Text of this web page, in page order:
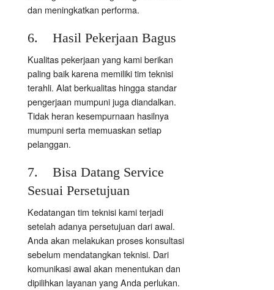
dan meningkatkan performa.
6. Hasil Pekerjaan Bagus
Kualitas pekerjaan yang kami berikan
paling baik karena memiliki tim teknisi
terahli. Alat berkualitas hingga standar
pengerjaan mumpuni juga diandalkan.
Tidak heran kesempurnaan hasilnya
mumpuni serta memuaskan setiap
pelanggan.
7. Bisa Datang Service
Sesuai Persetujuan
Kedatangan tim teknisi kami terjadi
setelah adanya persetujuan dari awal.
Anda akan melakukan proses konsultasi
sebelum mendatangkan teknisi. Dari
komunikasi awal akan menentukan dan
dipilihkan layanan yang Anda perlukan.